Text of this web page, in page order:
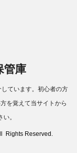
管庫
ています。初心者の方
を覚えて当サイトから
。
Rights Reserved.